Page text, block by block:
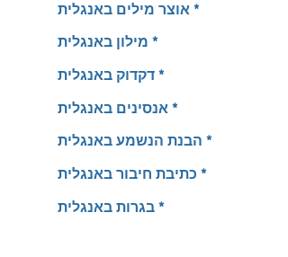
אוצר מילים באנגלית *
מילון באנגלית *
דקדוק באנגלית *
אנסינים באנגלית *
הבנת הנשמע באנגלית *
כתיבת חיבור באנגלית *
בגרות באנגלית *